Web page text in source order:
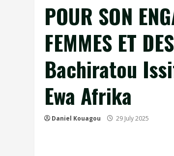
POUR SON
FEMMES ET
Bachiratou
Ewa Afrika
Daniel Kouagou 29 July 2025